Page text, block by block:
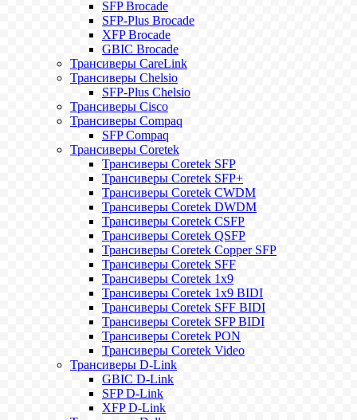
SFP Brocade
SFP-Plus Brocade
XFP Brocade
GBIC Brocade
Трансиверы CareLink
Трансиверы Chelsio
SFP-Plus Chelsio
Трансиверы Cisco
Трансиверы Compaq
SFP Compaq
Трансиверы Coretek
Трансиверы Coretek SFP
Трансиверы Coretek SFP+
Трансиверы Coretek CWDM
Трансиверы Coretek DWDM
Трансиверы Coretek CSFP
Трансиверы Coretek QSFP
Трансиверы Coretek Copper SFP
Трансиверы Coretek SFF
Трансиверы Coretek 1x9
Трансиверы Coretek 1x9 BIDI
Трансиверы Coretek SFF BIDI
Трансиверы Coretek SFP BIDI
Трансиверы Coretek PON
Трансиверы Coretek Video
Трансиверы D-Link
GBIC D-Link
SFP D-Link
XFP D-Link